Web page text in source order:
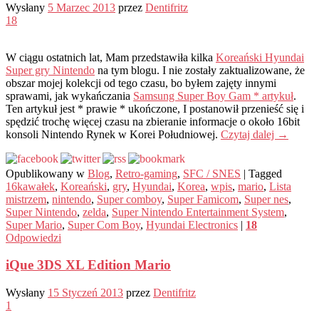
Wysłany 5 Marzec 2013 przez Dentifritz
18
W ciągu ostatnich lat, Mam przedstawiła kilka Koreański Hyundai
Super gry Nintendo na tym blogu. I nie zostały zaktualizowane, że
obszar mojej kolekcji od tego czasu, bo byłem zajęty innymi
sprawami, jak wykańczania Samsung Super Boy Gam * artykuł.
Ten artykuł jest * prawie * ukończone, I postanowił przenieść się i
spędzić trochę więcej czasu na zbieranie informacje o około 16bit
konsoli Nintendo Rynek w Korei Południowej. Czytaj dalej →
Opublikowany w Blog, Retro-gaming, SFC / SNES | Tagged
16kawałek, Koreański, gry, Hyundai, Korea, wpis, mario, Lista
mistrzem, nintendo, Super comboy, Super Famicom, Super nes,
Super Nintendo, zelda, Super Nintendo Entertainment System,
Super Mario, Super Com Boy, Hyundai Electronics | 18
Odpowiedzi
iQue 3DS XL Edition Mario
Wysłany 15 Styczeń 2013 przez Dentifritz
1